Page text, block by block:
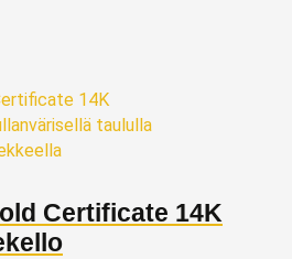
Certificate 14K